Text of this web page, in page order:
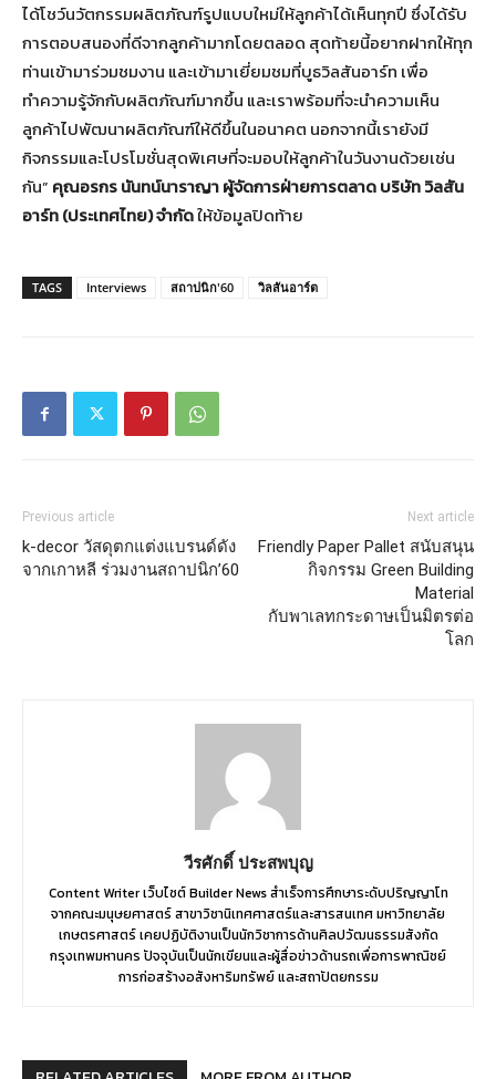
ได้โชว์นวัตกรรมผลิตภัณฑ์รูปแบบใหม่ให้ลูกค้าได้เห็นทุกปี ซึ่งได้รับ
การตอบสนองที่ดีจากลูกค้ามากโดยตลอด สุดท้ายนี้อยากฝากให้ทุก
ท่านเข้ามาร่วมชมงาน และเข้ามาเยี่ยมชมที่บูธวิลสันอาร์ท เพื่อ
ทำความรู้จักกับผลิตภัณฑ์มากขึ้น และเราพร้อมที่จะนำความเห็น
ลูกค้าไปพัฒนาผลิตภัณฑ์ให้ดีขึ้นในอนาคต นอกจากนี้เรายังมี
กิจกรรมและโปรโมชั่นสุดพิเศษที่จะมอบให้ลูกค้าในวันงานด้วยเช่น
กัน” คุณอรกร นันทน์นาราญา ผู้จัดการฝ่ายการตลาด บริษัท วิลสัน
อาร์ท (ประเทศไทย) จำกัดให้ข้อมูลปิดท้าย
TAGS Interviews สถาปนิก'60 วิลสันอาร์ต
Previous article
k-decor วัสดุตกแต่งแบรนด์ดัง
จากเกาหลี ร่วมงานสถาปนิก’60
Next article
Friendly Paper Pallet สนับสนุน
กิจกรรม Green Building
Material
กับพาเลทกระดาษเป็นมิตรต่อ
โลก
วีรศักดิ์ ประสพบุญ
Content Writer เว็บไซต์ Builder News สำเร็จการศึกษาระดับปริญญาโท
จากคณะมนุษยศาสตร์ สาขาวิชานิเทศศาสตร์และสารสนเทศ มหาวิทยาลัย
เกษตรศาสตร์ เคยปฏิบัติงานเป็นนักวิชาการด้านศิลปวัฒนธรรมสังกัด
กรุงเทพมหานคร ปัจจุบันเป็นนักเขียนและผู้สื่อข่าวด้านรถเพื่อการพาณิชย์
การก่อสร้างอสังหาริมทรัพย์ และสถาปัตยกรรม